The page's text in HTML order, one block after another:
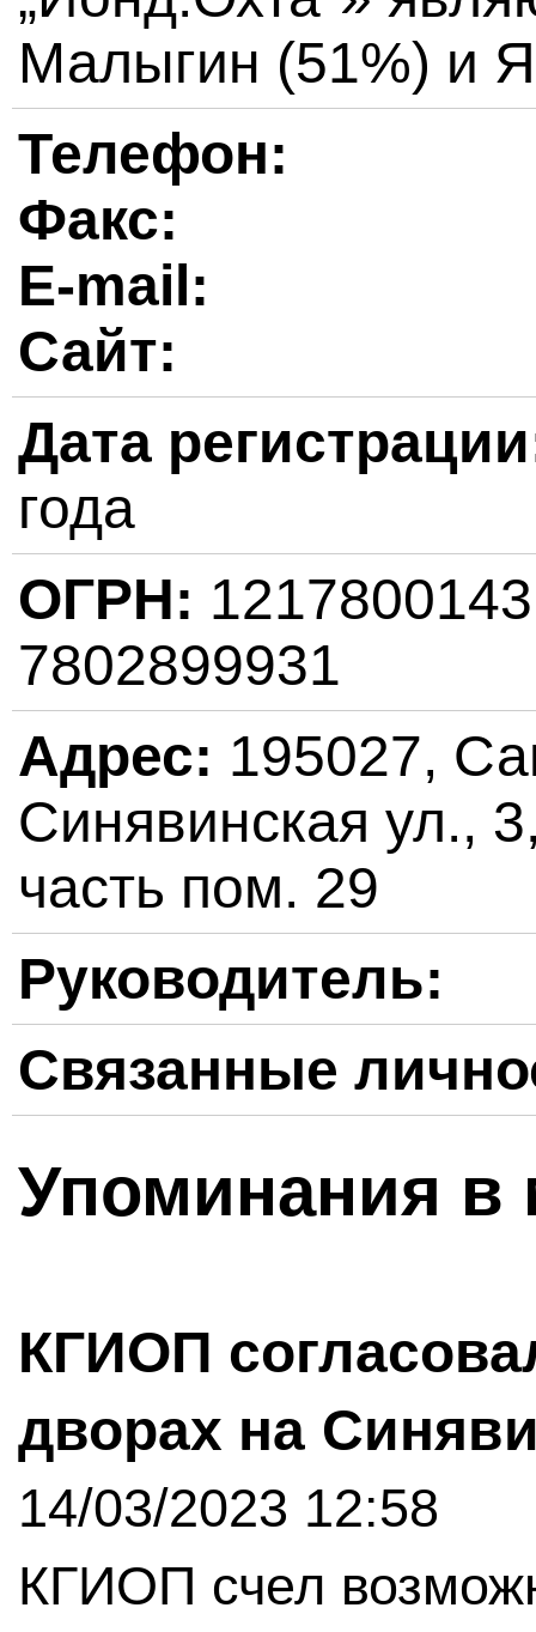
Малыгин (51%) и
Телефон:
Факс:
E-mail:
Сайт:
Дата
года
ОГРН:
7802899931
Адрес: 195027,
Синявинская ул.,
часть пом. 29
Руководитель:
Связанные
Упоминания в
КГИОП
дворах на
14/03/2023 12:58
КГИОП счел